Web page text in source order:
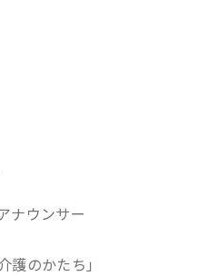
ナウンサー
護のかたち」